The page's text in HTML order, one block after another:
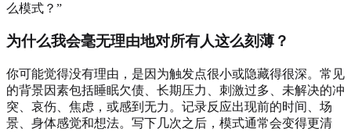
么模式？”
为什么我会毫无理由地对所有人这么刻薄？
你可能觉得没有理由，是因为触发点很小或隐藏得很深。常见
的背景因素包括睡眠欠债、长期压力、刺激过多、未解决的冲
突、哀伤、焦虑，或感到无力。记录反应出现前的时间、场
景、身体感觉和想法。写下几次之后，模式通常会变得更清